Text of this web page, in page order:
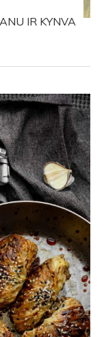
IR KYNVA